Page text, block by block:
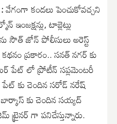
వేగంగా కండలు పెంచుకోవచ్చని
టాబ్లెట్లు
సౌత్ జోన్ పోలీసులు అరెస్ట్
ప్రకారం.. సనత్ నగర్ కు
పేట్ లో ప్రోటీన్ సప్లమెంటరీ
కు చెందిన సరోడ్ నరేష్
కు చెందిన సయ్యద్
గా పనిచేస్తున్నారు.